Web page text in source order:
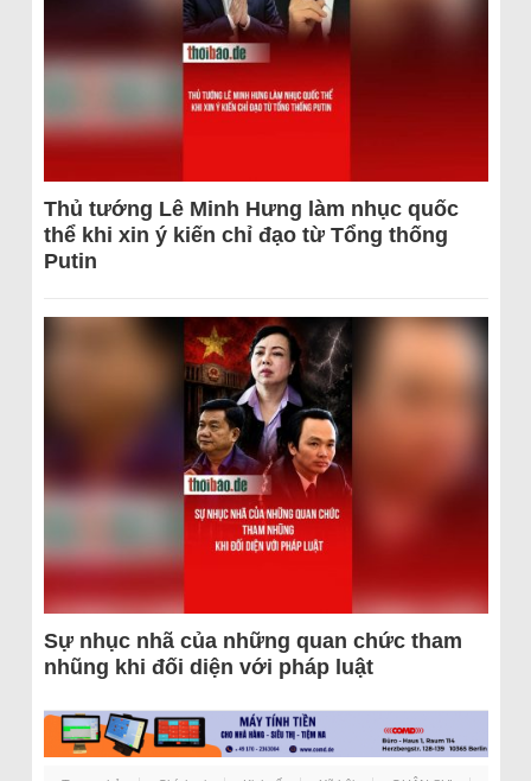
Thủ tướng Lê Minh Hưng làm nhục quốc
thể khi xin ý kiến chỉ đạo từ Tổng thống
Putin
Sự nhục nhã của những quan chức tham
nhũng khi đối diện với pháp luật